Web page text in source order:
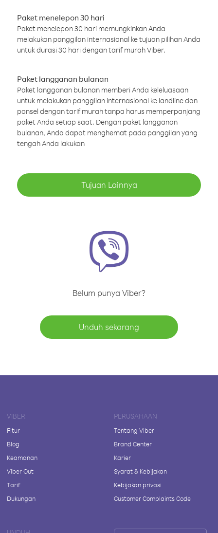
Paket menelepon 30 hari
Paket menelepon 30 hari memungkinkan Anda
melakukan panggilan internasional ke tujuan pilihan Anda
untuk durasi 30 hari dengan tarif murah Viber.
Paket langganan bulanan
Paket langganan bulanan memberi Anda keleluasaan
untuk melakukan panggilan internasional ke landline dan
ponsel dengan tarif murah tanpa harus memperpanjang
paket Anda setiap saat. Dengan paket langganan
bulanan, Anda dapat menghemat pada panggilan yang
tengah Anda lakukan
Tujuan Lainnya
Belum punya Viber?
Unduh sekarang
VIBER
Fitur
Blog
Keamanan
Viber Out
Tarif
Dukungan
PERUSAHAAN
Tentang Viber
Brand Center
Karier
Syarat & Kebijakan
Kebijakan privasi
Customer Complaints Code